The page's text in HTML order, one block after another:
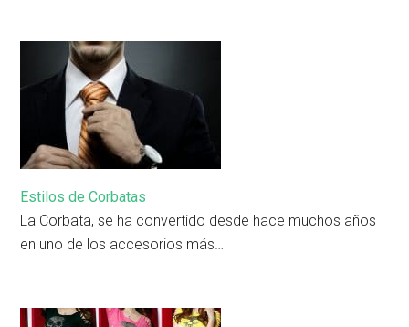
Estilos de Corbatas
La Corbata, se ha convertido desde hace muchos años
en uno de los accesorios más…